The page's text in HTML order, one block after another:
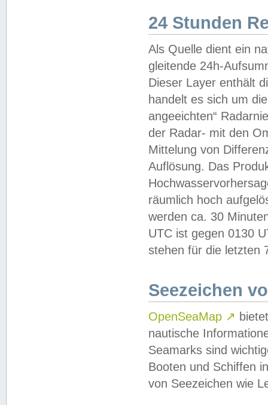
24 Stunden
Als Quelle dient ein
gleitende 24h-
Dieser Layer enthält
handelt es sich um
angeeichten“
der Radar- mit den
Mittelung von
Auflösung. Das
räumlich hoch
werden ca. 30
UTC ist gegen 0130
stehen für die letzten
Seezeichen
OpenSeaMap ↗
nautische
Seamarks sind
Booten und Schiffen
von Seezeichen wie